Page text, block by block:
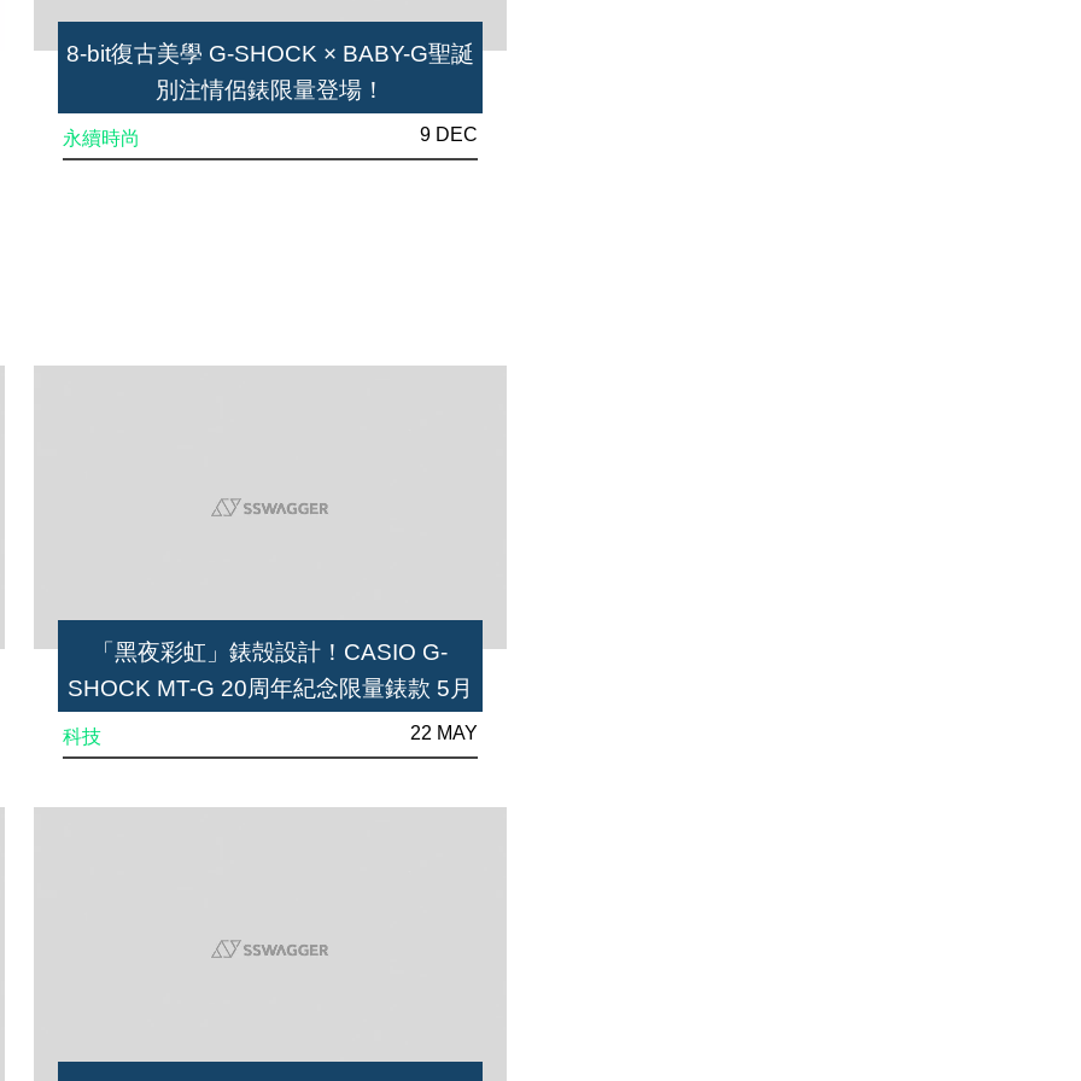
8-bit復古美學 G-SHOCK × BABY-G聖誕
別注情侶錶限量登場！
永續時尚 9 DEC
「黑夜彩虹」錶殻設計！CASIO G-
SHOCK MT-G 20周年紀念限量錶款 5月
科技 22 MAY